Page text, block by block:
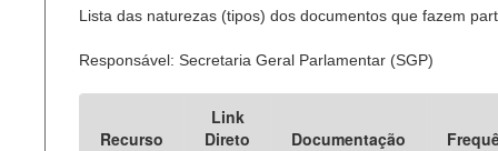
Lista das naturezas (tipos) dos documentos que fazem
Responsável: Secretaria Geral Parlamentar (SGP)
Recurso
Link
Direto
Documentação